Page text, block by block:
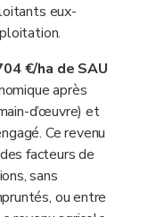
eux-
€/ha de SAU
après
d’œuvre) et
Ce revenu
facteurs de
sans
ou entre